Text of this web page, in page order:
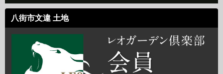
八街市文違 土地